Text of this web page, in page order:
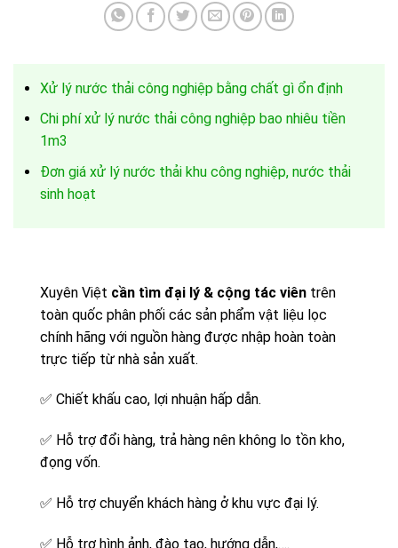
Xử lý nước thải công nghiệp bằng chất gì ổn định
Chi phí xử lý nước thải công nghiệp bao nhiêu tiền
1m3
Đơn giá xử lý nước thải khu công nghiệp, nước thải
sinh hoạt
Xuyên Việt cần tìm đại lý & cộng tác viên trên
toàn quốc phân phối các sản phẩm vật liệu lọc
chính hãng với nguồn hàng được nhập hoàn toàn
trực tiếp từ nhà sản xuất.
✅ Chiết khấu cao, lợi nhuận hấp dẫn.
✅ Hỗ trợ đổi hàng, trả hàng nên không lo tồn kho,
đọng vốn.
✅ Hỗ trợ chuyển khách hàng ở khu vực đại lý.
✅ Hỗ trợ hình ảnh, đào tạo, hướng dẫn,….